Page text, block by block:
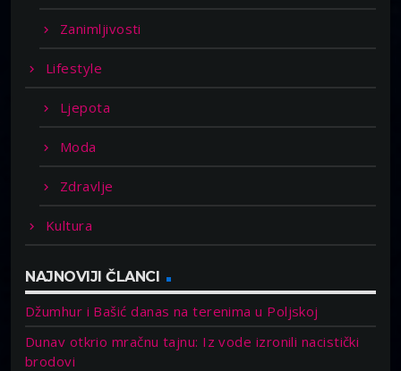
Zanimljivosti
Lifestyle
Ljepota
Moda
Zdravlje
Kultura
NAJNOVIJI ČLANCI
Džumhur i Bašić danas na terenima u Poljskoj
Dunav otkrio mračnu tajnu: Iz vode izronili nacistički
brodovi